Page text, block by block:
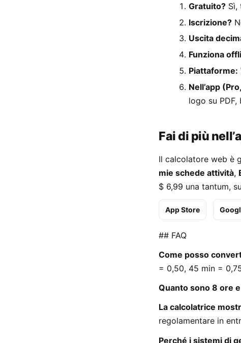
Gratuito? Sì,
Iscrizione?
Uscita
Funziona
Piattaforme:
Nell’app
logo su PDF,
Fai di più
Il calcolatore web è
mie schede attività,
$ 6,99 una tantum,
App Store
## FAQ
Come posso
= 0,50, 45 min =
Quanto sono 8 ore
La calcolatrice
regolamentare in
Perché i sistemi di